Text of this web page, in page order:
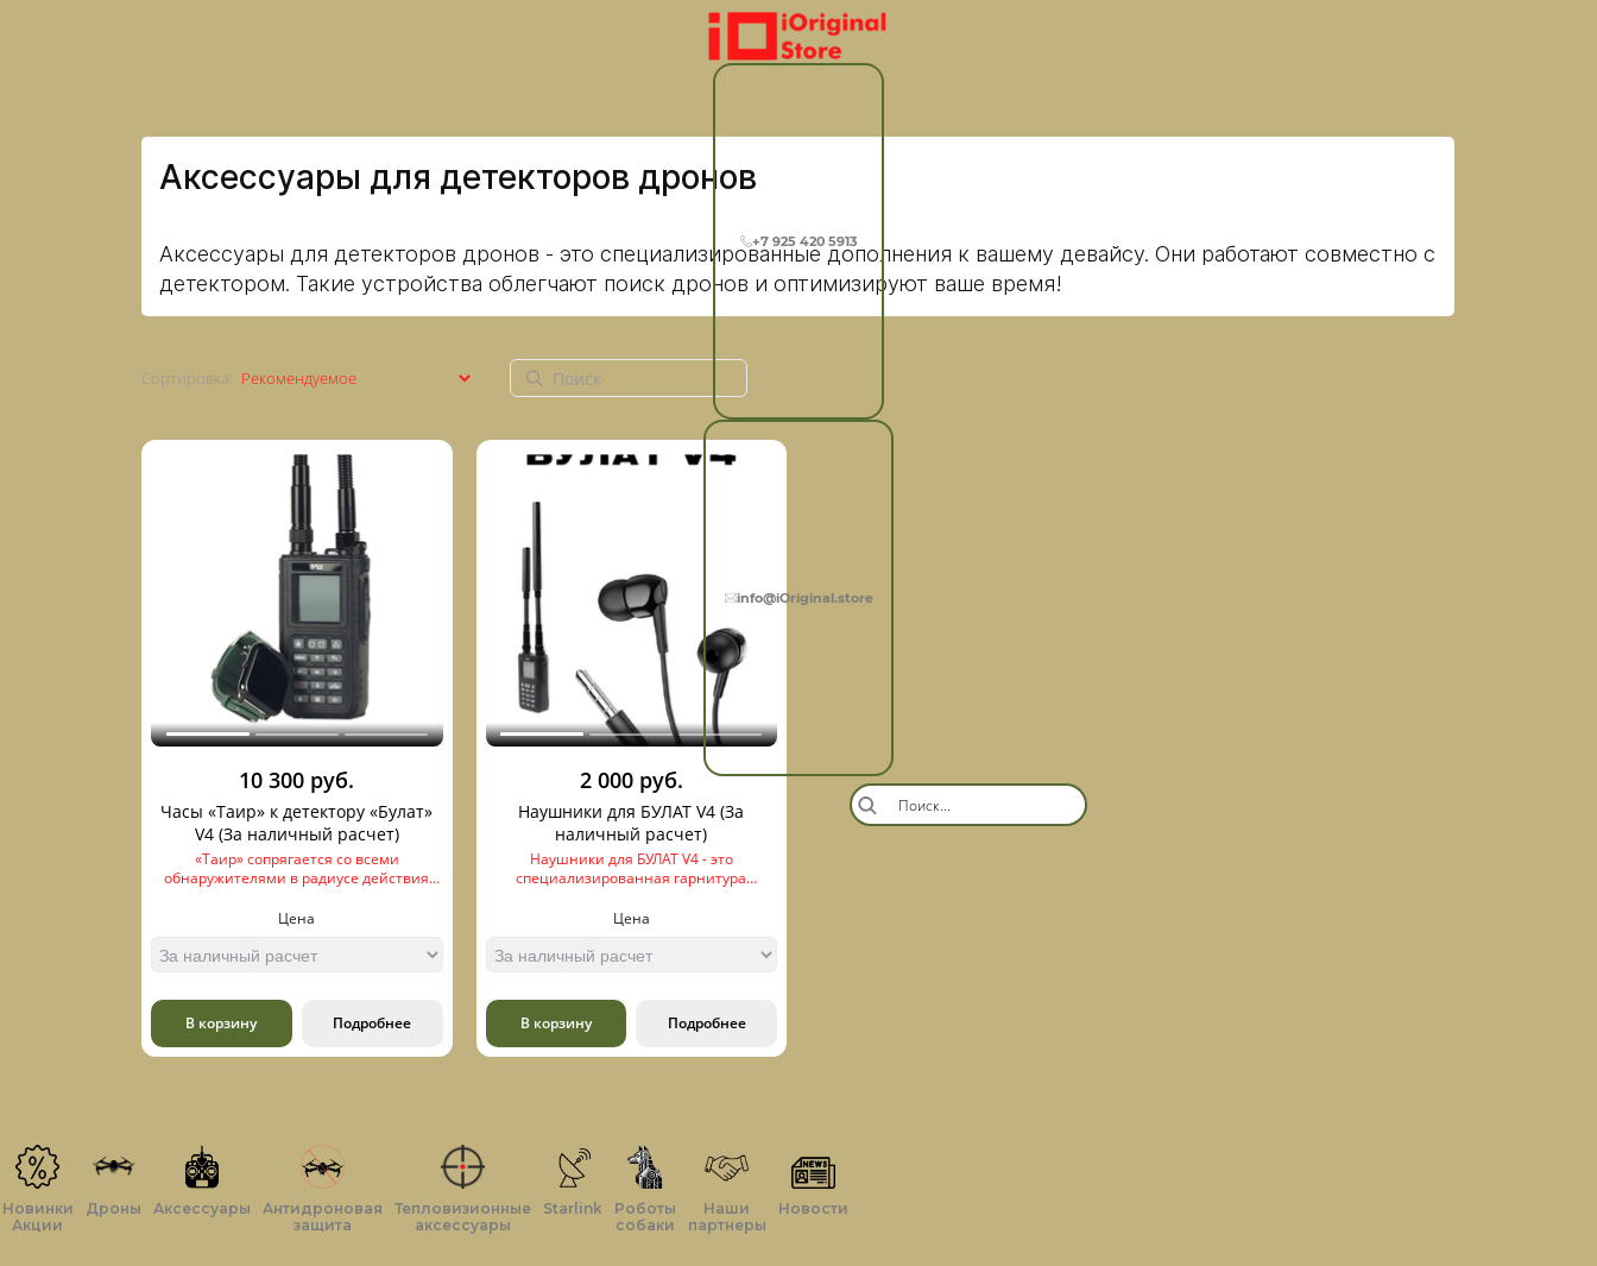
+7 925 420 5913
info@iOriginal.store
Новинки
Акции
Дроны Аксессуары
Антидроновая
защита
Тепловизионные
аксессуары
Starlink
Роботы
собаки
Наши
партнеры
Новости
Аксессуары для детекторов дронов
Аксессуары для детекторов дронов - это специализированные дополнения к вашему девайсу. Они работают совместно с
детектором. Такие устройства облегчают поиск дронов и оптимизируют ваше время!
Сортировка:
10 300 руб.
Часы «Таир» к детектору «Булат»
V4 (За наличный расчет)
«Таир» сопрягается со всеми
обнаружителями в радиусе действия
Цена
В корзину Подробнее
2 000 руб.
Наушники для БУЛАТ V4 (За
наличный расчет)
Наушники для БУЛАТ V4 - это
специализированная гарнитура
детектором дронов. Они позволяют
порядке, в отличие от громкоговорителя.
Цена
В корзину Подробнее